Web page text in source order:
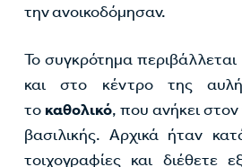
την ανοικοδόμησαν.
Το συγκρότημα
και στο κέντρο της
το καθολικό, που ανήκει στον
βασιλικής. Αρχικά ήταν
τοιχογραφίες και διέθετε